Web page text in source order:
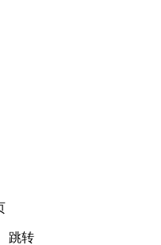
跳转